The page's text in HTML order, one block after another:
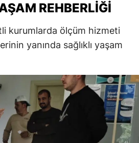
REHBERLIĞI
kurumlarda ölçüm hizmeti
yanında sağlıklı yaşam